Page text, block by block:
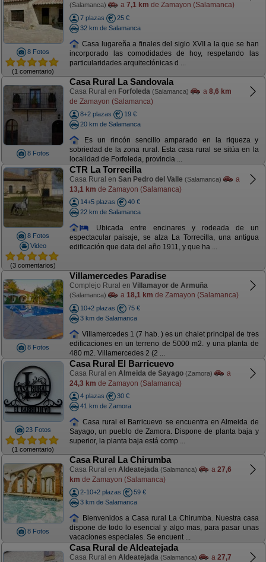
8 Fotos
(1 comentario)
(Salamanca) a 7,1 km de Zamayon (Salamanca)
7 plazas
25 €
32 km de Salamanca
Casa lugareña a finales del siglo XVII a la que se han
incorporado las comodidades de hoy, respetando las
particularidades arquitectónicas d ...
8 Fotos
Casa Rural La Sandovala
Casa Rural en Forfoleda (Salamanca) a 8,6 km
de Zamayon (Salamanca)
8+2 plazas
19 €
20 km de Salamanca
Es un rincón sencillo amparado en la riqueza y
sobriedad de la zona rural. Esta casa rural se sitúa en la
localidad de Forfoleda, provincia ...
8 Fotos
Video
(3 comentarios)
CTR La Torrecilla
Casa Rural en San Pedro del Valle (Salamanca)
a
13,1 km de Zamayon (Salamanca)
14+5 plazas
40 €
22 km de Salamanca
Ubicada entre encinares y rodeada de un
espectacular paisaje, se alza La Torrecilla, una antigua
edificación que data del año 1911, y que ha ...
8 Fotos
Villamercedes Paradise
Complejo Rural en Villamayor de Armuña
(Salamanca) a 18,1 km de Zamayon (Salamanca)
10+2 plazas
75 €
3 km de Salamanca
Villamercedes 1 (7 hab. ) es un chalet principal de tres
edificaciones en un terreno de 5000 m2. y una planta de
480 m2. Villamercedes 2 (2 ...
23 Fotos
(1 comentario)
Casa Rural El Barricuevo
Casa Rural en Almeida de Sayago (Zamora)
a
24,3 km de Zamayon (Salamanca)
4 plazas
30 €
41 km de Zamora
Casa rural el Barricuevo se encuentra en Almeida de
Sayago, un pueblo de Zamora. Dispone de planta baja y
superior, la planta baja está comp ...
8 Fotos
Casa Rural La Chirumba
Casa Rural en Aldeatejada (Salamanca) a 27,6
km de Zamayon (Salamanca)
2-10+2 plazas
59 €
3 km de Salamanca
Bienvenidos a Casa rural La Chirumba. Nuestra casa
dispone de todo lo esencial y algo mas, para pasar unas
vacaciones especiales. Se encuent ...
Casa Rural de Aldeatejada
Casa Rural en Aldeatejada (Salamanca) a 27,7